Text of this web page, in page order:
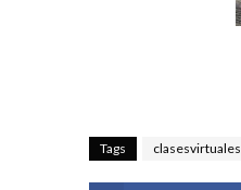
Tags clasesvirtuales